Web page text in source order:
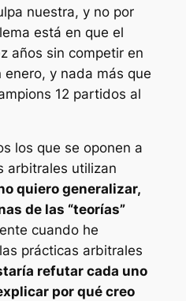
nuestra, y no por
está en que el
años sin competir en
enero, y nada más que
12 partidos al
los que se oponen a
arbitrales utilizan
quiero generalizar,
de las “teorías”
cuando he
prácticas arbitrales
refutar cada uno
por qué creo